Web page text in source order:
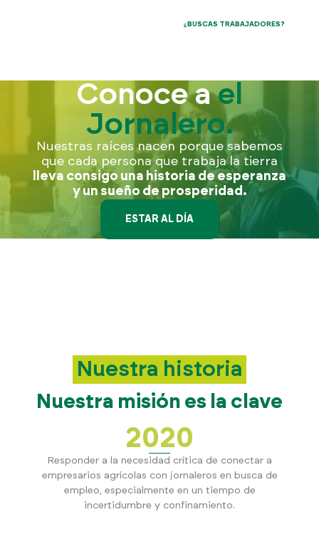
¿BUSCAS TRABAJADORES?
Conoce a el
Jornalero.
Nuestras raíces nacen porque sabemos
que cada persona que trabaja la tierra
lleva consigo una historia de esperanza
y un sueño de prosperidad.
ESTAR AL DÍA
Nuestra historia
Nuestra misión es la clave
2020
Responder a la necesidad crítica de conectar a
empresarios agrícolas con jornaleros en busca de
empleo, especialmente en un tiempo de
incertidumbre y confinamiento.